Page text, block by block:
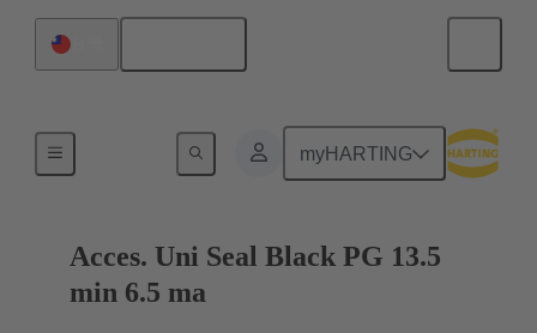
myHARTING
Acces. Uni Seal Black PG 13.5
min 6.5 ma